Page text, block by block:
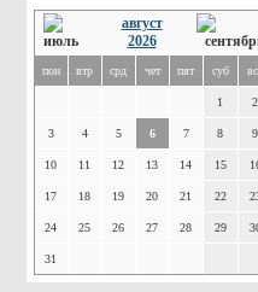
август
2026
пон втр срд чет пят суб
1 2
3 4 5 6 7 8 9
10 11 12 13 14 15
17 18 19 20 21 22
24 25 26 27 28 29
31